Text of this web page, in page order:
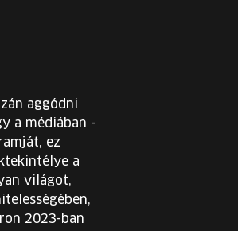
aggódni
a médiában -
ez
a
világot,
2023-ban